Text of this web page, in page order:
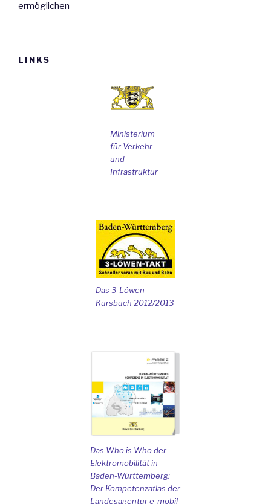
ermöglichen
LINKS
Ministerium
für Verkehr
und
Infrastruktur
Das 3-Löwen-
Kursbuch 2012/2013
Das Who is Who der
Elektromobilität in
Baden-Württemberg:
Der Kompetenzatlas der
Landesagentur e-mobil